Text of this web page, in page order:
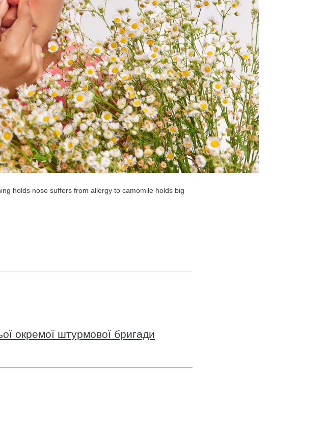
holds nose suffers from allergy to camomile holds big
окремої штурмової бригади